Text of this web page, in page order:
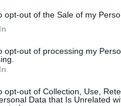
opt-out of the Sale of my
opt-out of processing my
opt-out of Collection, Use,
Data that Is Unrelated
portfolio.hu
tartalmazza:
cikkarchívum
elmúlt 2 év napon belüli